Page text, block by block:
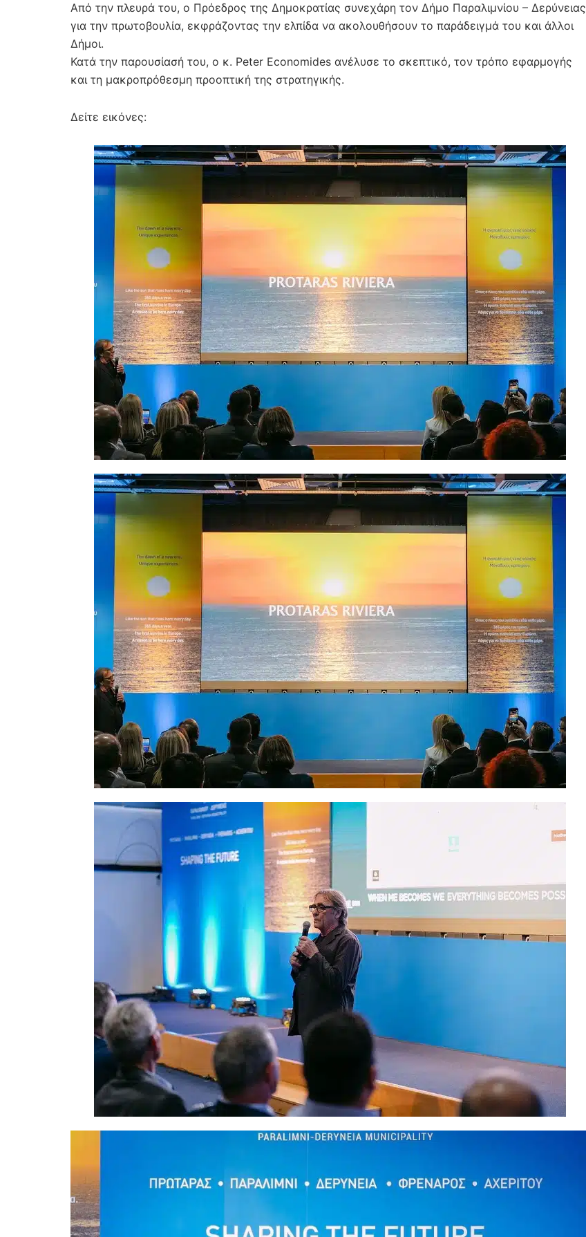
Από την πλευρά του, ο Πρόεδρος της Δημοκρατίας συνεχάρη τον Δήμο Παραλιμνίου – Δερύνειας
για την πρωτοβουλία, εκφράζοντας την ελπίδα να ακολουθήσουν το παράδειγμά του και άλλοι
Δήμοι.
Κατά την παρουσίασή του, ο κ. Peter Economides ανέλυσε το σκεπτικό, τον τρόπο εφαρμογής
και τη μακροπρόθεσμη προοπτική της στρατηγικής.
Δείτε εικόνες: